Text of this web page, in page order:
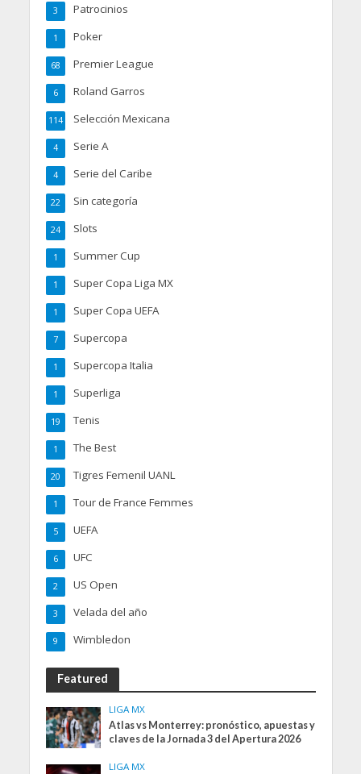
Patrocinios
3
Poker
1
Premier League
68
Roland Garros
6
Selección Mexicana
114
Serie A
4
Serie del Caribe
4
Sin categoría
22
Slots
24
Summer Cup
1
Super Copa Liga MX
1
Super Copa UEFA
1
Supercopa
7
Supercopa Italia
1
Superliga
1
Tenis
19
The Best
1
Tigres Femenil UANL
20
Tour de France Femmes
1
UEFA
5
UFC
6
US Open
2
Velada del año
3
Wimbledon
9
Featured
LIGA MX
Atlas vs Monterrey: pronóstico, apuestas y
claves de la Jornada 3 del Apertura 2026
LIGA MX